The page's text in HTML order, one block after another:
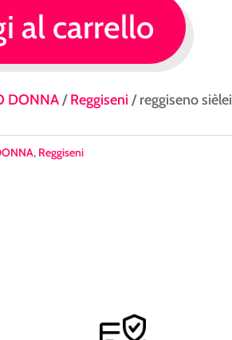
al carrello
DONNA/Reggiseni / reggiseno sièlei
, Reggiseni